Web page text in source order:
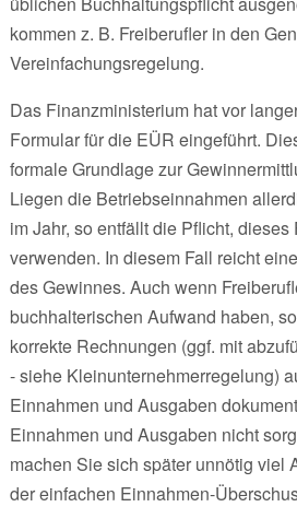
kommen z. B. Freiberufler in den
Vereinfachungsregelung.
Das Finanzministerium hat vor
Formular für die EÜR eingeführt.
formale Grundlage zur
Liegen die Betriebseinnahmen
im Jahr, so entfällt die Pflicht, dieses
verwenden. In diesem Fall reicht
des Gewinnes. Auch wenn
buchhalterischen Aufwand haben,
korrekte Rechnungen (ggf. mit
- siehe Kleinunternehmerregelung)
Einnahmen und Ausgaben
Einnahmen und Ausgaben nicht
machen Sie sich später unnötig viel
der einfachen Einnahmen-